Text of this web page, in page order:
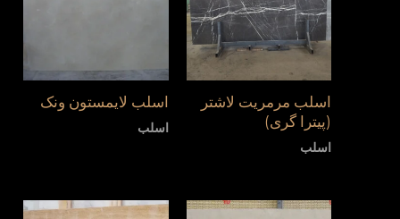
اسلب مرمریت لاشتر
(پیترا گری)
اسلب
اسلب لایمستون ونک
اسلب